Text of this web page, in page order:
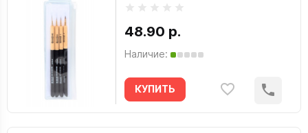
48.90 р.
Наличие:
КУПИТЬ